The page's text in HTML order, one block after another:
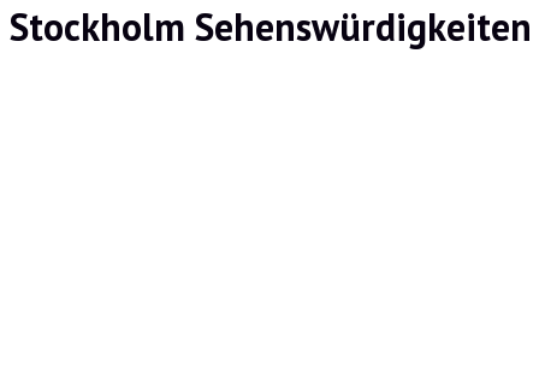
Stockholm Sehenswürdigkeiten